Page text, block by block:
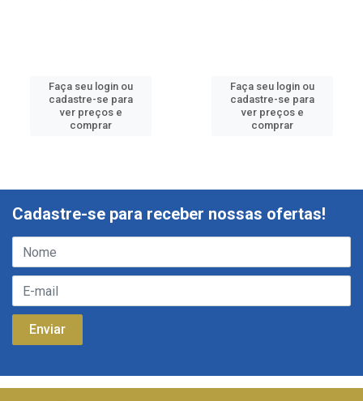
Faça seu login ou
cadastre-se para
ver preços e
comprar
Faça seu login ou
cadastre-se para
ver preços e
comprar
Cadastre-se para receber nossas ofertas!